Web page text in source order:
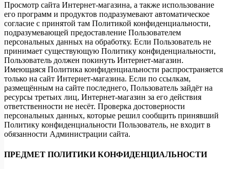
Просмотр сайта Интернет-магазина, а также использование
его программ и продуктов подразумевают автоматическое
согласие с принятой там Политикой конфиденциальности,
подразумевающей предоставление Пользователем
персональных данных на обработку. Если Пользователь не
принимает существующую Политику конфиденциальности,
Пользователь должен покинуть Интернет-магазин.
Имеющаяся Политика конфиденциальности распространяется
только на сайт Интернет-магазина. Если по ссылкам,
размещённым на сайте последнего, Пользователь зайдёт на
ресурсы третьих лиц, Интернет-магазин за его действия
ответственности не несёт. Проверка достоверности
персональных данных, которые решил сообщить принявший
Политику конфиденциальности Пользователь, не входит в
обязанности Администрации сайта.
ПРЕДМЕТ ПОЛИТИКИ КОНФИДЕНЦИАЛЬНОСТИ